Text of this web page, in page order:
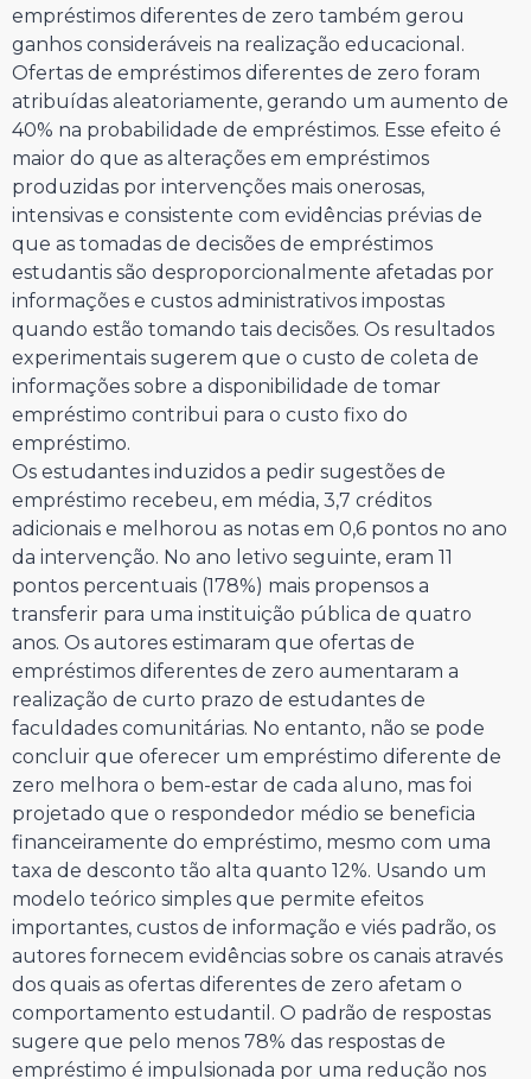
empréstimos diferentes de zero também gerou
ganhos consideráveis na realização educacional.
Ofertas de empréstimos diferentes de zero foram
atribuídas aleatoriamente, gerando um aumento de
40% na probabilidade de empréstimos. Esse efeito é
maior do que as alterações em empréstimos
produzidas por intervenções mais onerosas,
intensivas e consistente com evidências prévias de
que as tomadas de decisões de empréstimos
estudantis são desproporcionalmente afetadas por
informações e custos administrativos impostas
quando estão tomando tais decisões. Os resultados
experimentais sugerem que o custo de coleta de
informações sobre a disponibilidade de tomar
empréstimo contribui para o custo fixo do
empréstimo.
Os estudantes induzidos a pedir sugestões de
empréstimo recebeu, em média, 3,7 créditos
adicionais e melhorou as notas em 0,6 pontos no ano
da intervenção. No ano letivo seguinte, eram 11
pontos percentuais (178%) mais propensos a
transferir para uma instituição pública de quatro
anos. Os autores estimaram que ofertas de
empréstimos diferentes de zero aumentaram a
realização de curto prazo de estudantes de
faculdades comunitárias. No entanto, não se pode
concluir que oferecer um empréstimo diferente de
zero melhora o bem-estar de cada aluno, mas foi
projetado que o respondedor médio se beneficia
financeiramente do empréstimo, mesmo com uma
taxa de desconto tão alta quanto 12%. Usando um
modelo teórico simples que permite efeitos
importantes, custos de informação e viés padrão, os
autores fornecem evidências sobre os canais através
dos quais as ofertas diferentes de zero afetam o
comportamento estudantil. O padrão de respostas
sugere que pelo menos 78% das respostas de
empréstimo é impulsionada por uma redução nos